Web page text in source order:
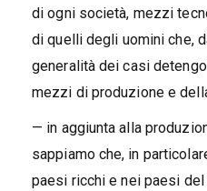
di ogni società, mezzi
di quelli degli uomini che,
generalità dei casi
mezzi di produzione e
— in aggiunta alla
sappiamo che, in
paesi ricchi e nei paesi